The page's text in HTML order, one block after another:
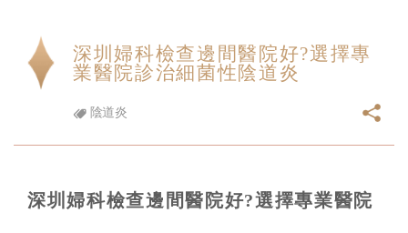
深圳婦科檢查邊間醫院好?選擇專
業醫院診治細菌性陰道炎
陰道炎
深圳婦科檢查邊間醫院好?選擇專業醫院